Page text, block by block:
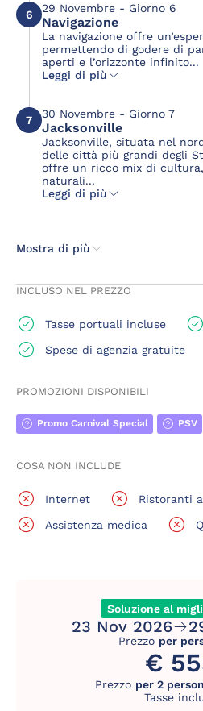
6 29 Novembre - Giorno 6
Navigazione
La navigazione offre
permettendo di godere di
aperti e l’orizzonte infinito...
Leggi di più
7 30 Novembre - Giorno 7
Jacksonville
Jacksonville, situata nel
delle città più grandi degli
offre un ricco mix di
naturali...
Leggi di più
Mostra di più
INCLUSO NEL PREZZO
Tasse portuali incluse
Spese di agenzia gratuite
PROMOZIONI DISPONIBILI
Promo Carnival Special PSV
COSA NON INCLUDE
Internet
Ristoranti
Assistenza medica
Soluzione al
23 Nov 2026
Prezzo per
€
Prezzo per 2
Tasse